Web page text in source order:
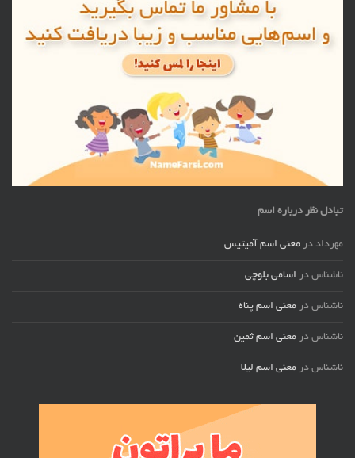
تبادل نظر درباره اسم
مهرداد در معنی اسم آمیتیس
ناشناس در اسامی بلوچی
ناشناس در معنی اسم پناه
ناشناس در معنی اسم ثمین
ناشناس در معنی اسم لیلا